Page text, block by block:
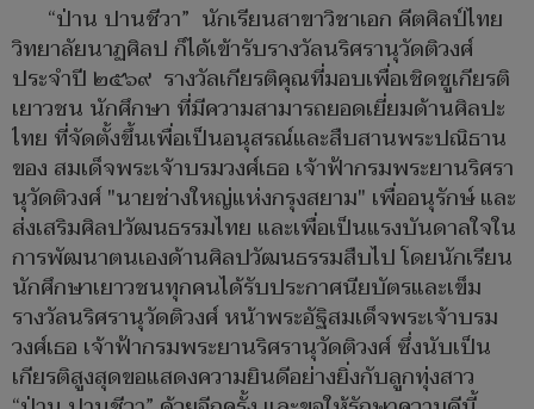
“ป่าน ปานชีวา” นักเรียนสาขาวิชาเอก คีตศิลป์ไทย
วิทยาลัยนาฏศิลป ก็ได้เข้ารับรางวัลนริศรานุวัดติวงศ์
ประจำปี ๒๕๖๙ รางวัลเกียรติคุณที่มอบเพื่อเชิดชูเกียรติ
เยาวชน นักศึกษา ที่มีความสามารถยอดเยี่ยมด้านศิลปะ
ไทย ที่จัดตั้งขึ้นเพื่อเป็นอนุสรณ์และสืบสานพระปณิธาน
ของ สมเด็จพระเจ้าบรมวงศ์เธอ เจ้าฟ้ากรมพระยานริศรา
นุวัดติวงศ์ "นายช่างใหญ่แห่งกรุงสยาม" เพื่ออนุรักษ์ และ
ส่งเสริมศิลปวัฒนธรรมไทย และเพื่อเป็นแรงบันดาลใจใน
การพัฒนาตนเองด้านศิลปวัฒนธรรมสืบไป โดยนักเรียน
นักศึกษาเยาวชนทุกคนได้รับประกาศนียบัตรและเข็ม
รางวัลนริศรานุวัดติวงศ์ หน้าพระอัฐิสมเด็จพระเจ้าบรม
วงศ์เธอ เจ้าฟ้ากรมพระยานริศรานุวัดติวงศ์ ซึ่งนับเป็น
เกียรติสูงสุดขอแสดงความยินดีอย่างยิ่งกับลูกทุ่งสาว